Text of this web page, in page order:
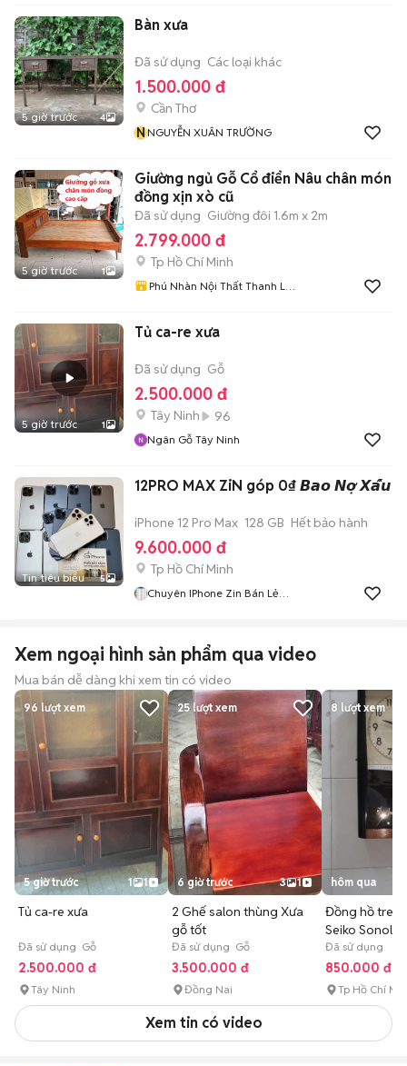
5 giờ trước 4
Bàn xưa
Đã sử dụng Các loại khác
1.500.000 đ
Cần Thơ
NNGUYỄN XUÂN TRƯỜNG
5 giờ trước 1
Giường ngủ Gỗ Cổ điển Nâu chân món
đồng xịn xò cũ
Đã sử dụng Giường đôi 1.6m x 2m
2.799.000 đ
Tp Hồ Chí Minh
Phú Nhàn Nội Thất Thanh Lý
5 giờ trước 1
Tủ ca-re xưa
Đã sử dụng Gỗ
2.500.000 đ
Tây Ninh 96
Ngân Gỗ Tây Ninh
Tin tiêu biểu 5
12PRO MAX ZiN góp 0₫ 𝘽𝙖𝙤 𝙉𝙤̛̣ 𝙓𝙖̂́𝙪
iPhone 12 Pro Max 128 GB Hết bảo hành
9.600.000 đ
Tp Hồ Chí Minh
Chuyên IPhone Zin Bán Lẻ
Xem ngoại hình sản phẩm qua video
Mua bán dễ dàng khi xem tin có video
96 lượt xem
5 giờ trước 1 1
Tủ ca-re xưa
Đã sử dụng Gỗ
2.500.000 đ
Tây Ninh
25lượt xem
6 giờ trước 3 1
2 Ghế salon thùng Xưa
gỗ tốt
Đã sử dụng Gỗ
3.500.000 đ
Đồng Nai
8 lượt xem
hôm qua
Đồng hồ treo
Seiko Sonola
Bản
Đã sử dụng
850.000 đ
Tp Hồ Chí
Xem tin có video